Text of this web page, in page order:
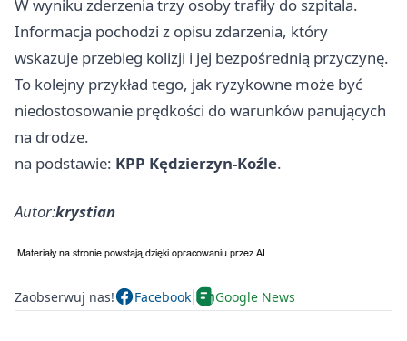
W wyniku zderzenia trzy osoby trafiły do szpitala.
Informacja pochodzi z opisu zdarzenia, który
wskazuje przebieg kolizji i jej bezpośrednią przyczynę.
To kolejny przykład tego, jak ryzykowne może być
niedostosowanie prędkości do warunków panujących
na drodze.
na podstawie: KPP Kędzierzyn-Koźle.
Autor:krystian
Zaobserwuj nas! Facebook Google News